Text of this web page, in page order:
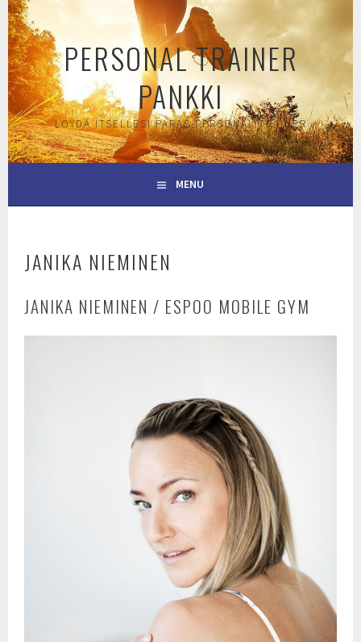
Skip
to
content
PERSONAL TRAINER
PANKKI
LÖYDÄ ITSELLESI PARAS PERSONAL TRAINER
MENU
JANIKA NIEMINEN
JANIKA NIEMINEN / ESPOO MOBILE GYM